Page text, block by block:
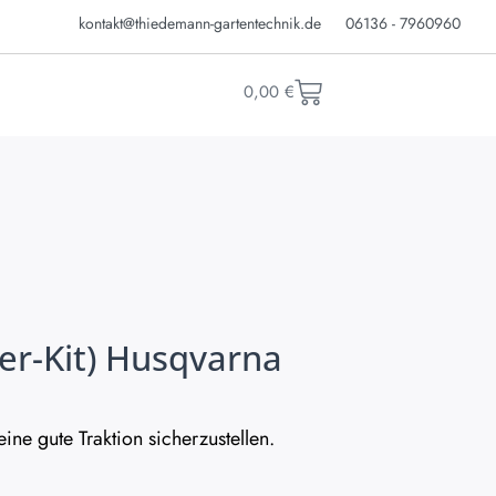
kontakt@thiedemann-gartentechnik.de 06136 - 7960960
0,00 €
Kit) Husqvarna
gute Traktion sicherzustellen.